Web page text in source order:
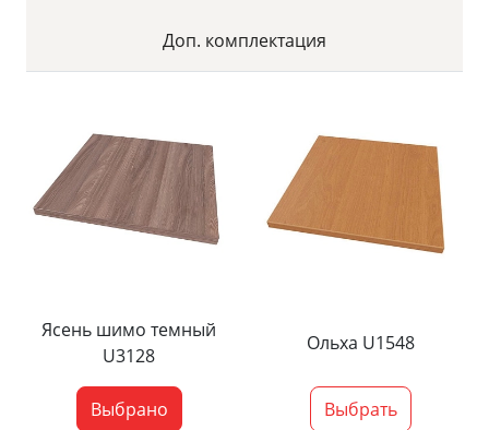
Доп. комплектация
Ясень шимо темный
U3128
Выбрано
Ольха U1548
Выбрать